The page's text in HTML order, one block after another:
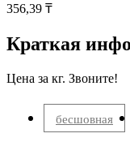
356,39 ₸
Краткая
Цена за кг. Звоните!
бесшовная